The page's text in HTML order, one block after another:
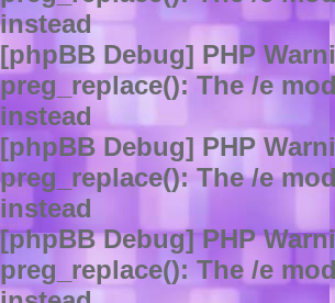
instead
[phpBB Debug] PHP
preg_replace(): The /e
instead
[phpBB Debug] PHP
preg_replace(): The /e
instead
[phpBB Debug] PHP
preg_replace(): The /e